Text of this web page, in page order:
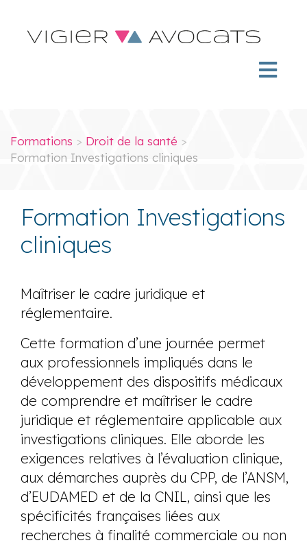
Formations > Droit de la santé >
Formation Investigations cliniques
Formation Investigations
cliniques
Maîtriser le cadre juridique et
réglementaire.
Cette formation d’une journée permet
aux professionnels impliqués dans le
développement des dispositifs médicaux
de comprendre et maîtriser le cadre
juridique et réglementaire applicable aux
investigations cliniques. Elle aborde les
exigences relatives à l’évaluation clinique,
aux démarches auprès du CPP, de l’ANSM,
d’EUDAMED et de la CNIL, ainsi que les
spécificités françaises liées aux
recherches à finalité commerciale ou non